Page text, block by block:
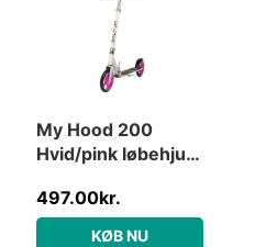
My Hood 200
Hvid/pink løbehjul –
– Til børn & voksne
497.00kr.
KØB NU